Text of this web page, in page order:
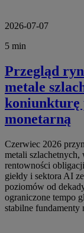
2026-07-07
5 min
Przegląd
metale
koniunkturę
monetarną
Czerwiec 2026
metali szlachetnych,
rentowności
giełdy i sektora AI
poziomów od
ograniczone tempo
stabilne fundamenty